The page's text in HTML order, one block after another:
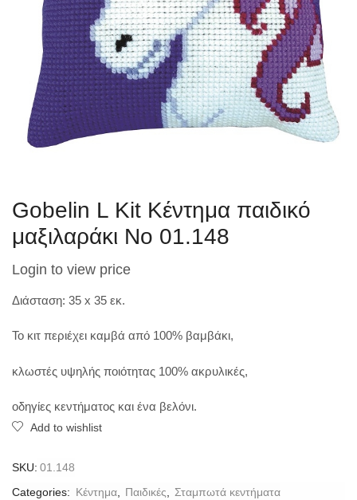
Gobelin L Kit Κέντημα παιδικό
μαξιλαράκι No 01.148
Login to view price
Διάσταση: 35 x 35 εκ.
Το κιτ περιέχει καμβά από 100% βαμβάκι,
κλωστές υψηλής ποιότητας 100% ακρυλικές,
οδηγίες κεντήματος και ένα βελόνι.
Add to wishlist
SKU: 01.148
Categories: Κέντημα, Παιδικές, Σταμπωτά κεντήματα